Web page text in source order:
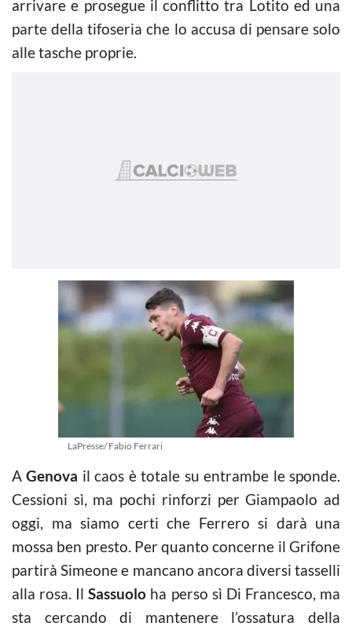
arrivare e prosegue il conflitto tra Lotito ed una
parte della tifoseria che lo accusa di pensare solo
alle tasche proprie.
LaPresse/ Fabio Ferrari
AGenova il caos è totale su entrambe le sponde.
Cessioni sì, ma pochi rinforzi per Giampaolo ad
oggi, ma siamo certi che Ferrero si darà una
mossa ben presto. Per quanto concerne il Grifone
partirà Simeone e mancano ancora diversi tasselli
alla rosa. IlSassuolo ha perso sì Di Francesco, ma
sta cercando di mantenere l’ossatura della